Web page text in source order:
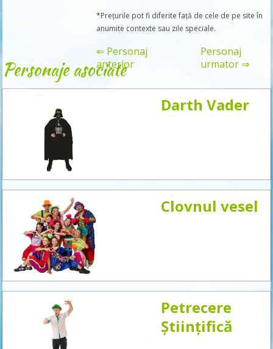
*Prețurile pot fi diferite față de cele de pe site în
anumite contexte sau zile speciale.
Rezervă
⇐ Personaj
anterior
Personaj
urmator ⇒
Personaje asociate
Darth Vader
Clovnul vesel
Petrecere
Științifică